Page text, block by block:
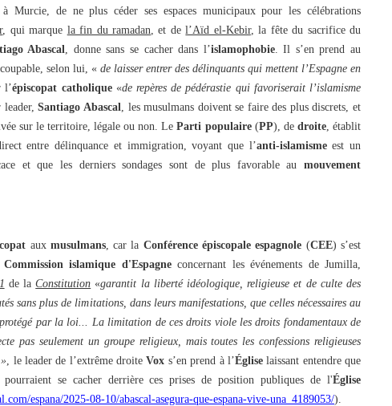
Murcie, de ne plus céder ses espaces municipaux pour les célébrations
, qui marque la fin du ramadan, et del’Aïd el-Kebir, la fête du sacrifice du
Abascal, donne sans se cacher dans l’islamophobie. Il s’en prend au
coupable, selon lui, « de laisser entrer des délinquants qui mettent l’Espagne en
l’épiscopat catholique«de repères de pédérastie qui favoriserait l’islamisme
leader,Santiago Abascal, les musulmans doivent se faire des plus discrets, et
sur le territoire, légale ou non. LeParti populaire(PP), de droite, établit
entre délinquance et immigration, voyant que l’anti-islamismeest un
et que les derniers sondages sont de plus favorable au mouvement
aux musulmans, car la Conférence épiscopale espagnole (CEE) s’est
Commission islamique d'Espagneconcernant les événements de Jumilla,
de laConstitution «garantit la liberté idéologique, religieuse et de culte des
sans plus de limitations, dans leurs manifestations, que celles nécessaires au
par la loi... La limitation de ces droits viole les droits fondamentaux de
pas seulement un groupe religieux, mais toutes les confessions religieuses
, le leader de l’extrême droiteVox s’en prend à l’Égliselaissant entendre que
pourraient se cacher derrière ces prises de position publiques de l'Église
espana/2025-08-10/abascal-asegura-que-espana-vive-una_4189053/).